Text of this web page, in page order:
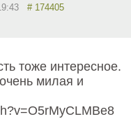
# 174405
тоже интересное.
милая и